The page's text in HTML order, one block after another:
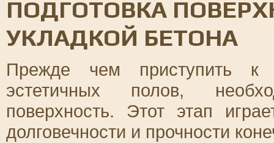
ПОДГОТОВКА
УКЛАДКОЙ БЕТОНА
Прежде чем приступить к
эстетичных полов,
поверхность. Этот этап
долговечности и прочности